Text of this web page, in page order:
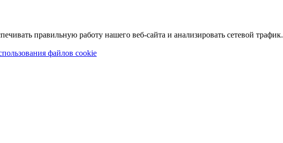
правильную работу нашего веб-сайта и анализировать сетевой трафик.
файлов cookie